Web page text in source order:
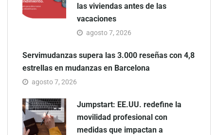
las viviendas antes de las
vacaciones
agosto 7, 2026
Servimudanzas supera las 3.000 reseñas con 4,8
estrellas en mudanzas en Barcelona
agosto 7, 2026
Jumpstart: EE.UU. redefine la
movilidad profesional con
medidas que impactan a